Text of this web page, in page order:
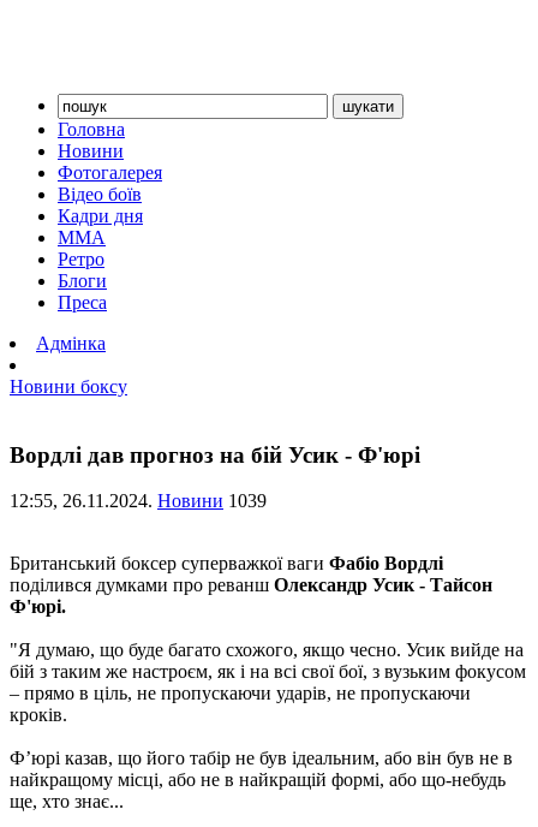
Головна
Новини
Фотогалерея
Відео боїв
Кадри дня
ММА
Ретро
Блоги
Преса
Адмінка
Новини боксу
Вордлі дав прогноз на бій Усик - Ф'юрі
12:55, 26.11.2024. Новини 1039
Британський боксер суперважкої ваги Фабіо Вордлі
поділився думками про реванш Олександр Усик - Тайсон
Ф'юрі.
"Я думаю, що буде багато схожого, якщо чесно. Усик вийде на
бій з таким же настроєм, як і на всі свої бої, з вузьким фокусом
– прямо в ціль, не пропускаючи ударів, не пропускаючи
кроків.
Фʼюрі казав, що його табір не був ідеальним, або він був не в
найкращому місці, або не в найкращій формі, або що-небудь
ще, хто знає...